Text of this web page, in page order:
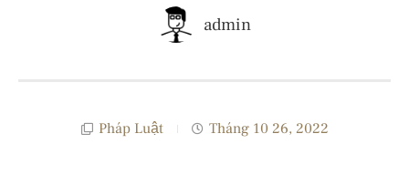
admin
Pháp Luật Tháng 10 26, 2022